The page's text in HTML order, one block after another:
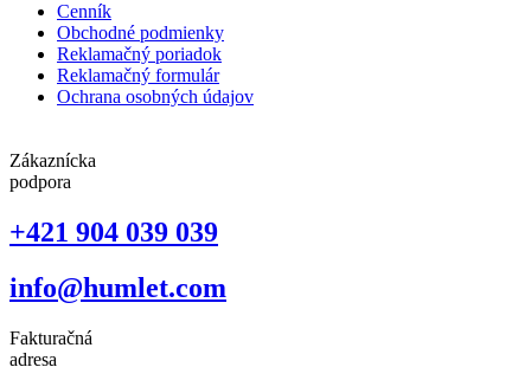
Cenník
Obchodné podmienky
Reklamačný poriadok
Reklamačný formulár
Ochrana osobných údajov
Zákaznícka
podpora
+421 904 039 039
info@humlet.com
Fakturačná
adresa